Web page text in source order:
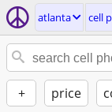
atlanta cell
+ price